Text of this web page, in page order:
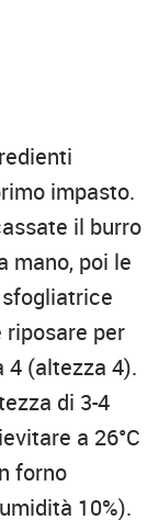
impasto.
il burro
mano, poi le
riposare per
4 (altezza 4).
di 3-4
a 26°C
forno
10%).